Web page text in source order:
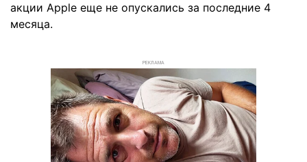
акции Apple еще не опускались за последние 4
месяца.
РЕКЛАМА